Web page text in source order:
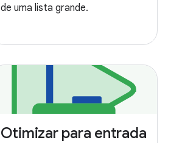
de uma lista grande.
Otimizar para entrada